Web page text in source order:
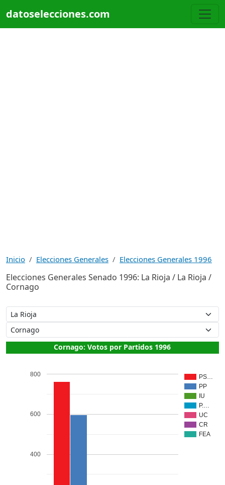
datoselecciones.com
Inicio Elecciones Generales Elecciones Generales 1996
Elecciones Generales Senado 1996: La Rioja / La Rioja /
Cornago
Cornago: Votos por Partidos 1996
PS…
PP
IU
P.…
UC
CR
FEA
400
600
800